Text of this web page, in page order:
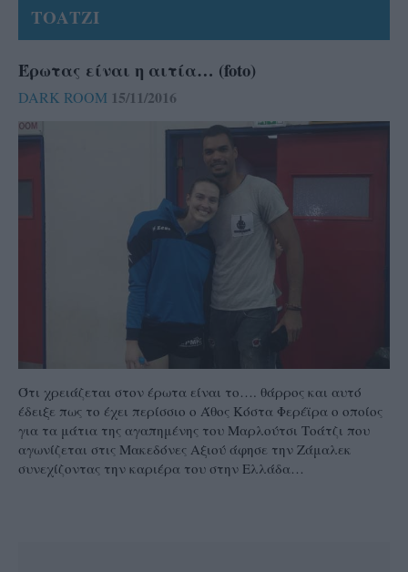
ΤΟΑΤΖΙ
Έρωτας είναι η αιτία… (foto)
DARK ROOM 15/11/2016
Ότι χρειάζεται στον έρωτα είναι το…. θάρρος και αυτό
έδειξε πως το έχει περίσσιο ο Άθος Κόστα Φερέϊρα ο οποίος
για τα μάτια της αγαπημένης του Μαρλούτσι Τοάτζι που
αγωνίζεται στις Μακεδόνες Αξιού άφησε την Ζάμαλεκ
συνεχίζοντας την καριέρα του στην Ελλάδα…